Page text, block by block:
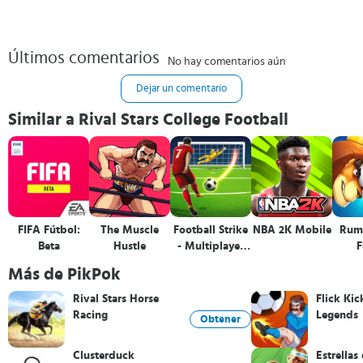
Últimos comentarios No hay comentarios aún
Dejar un comentario
Similar a Rival Stars College Football
FIFA Fútbol:
Beta
The Muscle
Hustle
Football Strike
- Multiplayer
NBA 2K Mobile
Más de PikPok
Rival Stars Horse
Racing
Obtener
Clusterduck
Flick
Legends
Estrellas